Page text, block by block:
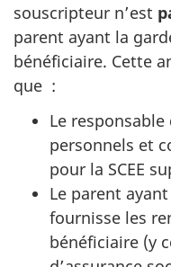
souscripteur n’est
parent ayant la
bénéficiaire. Cette
que :
Le
personnels et
pour la SCEE
Le parent
fournisse les
bénéficiaire (y